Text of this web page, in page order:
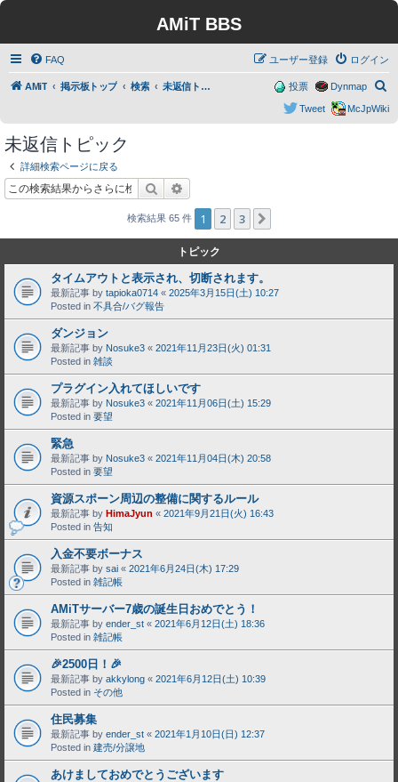
AMiT BBS
FAQ ログイン
ユーザー登録
AMiT 掲示板トップ 検索 未返信トピック
索
Dynmap
投票
McJpWiki
Tweet
未返信トピック
詳細検索ページに戻る
検索
検索結果 65 件 1 2 3
トピック
タイムアウトと表示され、切断されます。
最新記事 by tapioka0714 « 2025年3月15日(土) 10:27
Posted in 不具合/バグ報告
ダンジョン
最新記事 by Nosuke3 « 2021年11月23日(火) 01:31
Posted in 雑談
プラグイン入れてほしいです
最新記事 by Nosuke3 « 2021年11月06日(土) 15:29
Posted in 要望
緊急
最新記事 by Nosuke3 « 2021年11月04日(木) 20:58
Posted in 要望
資源スポーン周辺の整備に関するルール
最新記事 by HimaJyun « 2021年9月21日(火) 16:43
Posted in 告知
入金不要ボーナス
最新記事 by sai « 2021年6月24日(木) 17:29
Posted in 雑記帳
AMiTサーバー7歳の誕生日おめでとう！
最新記事 by ender_st « 2021年6月12日(土) 18:36
Posted in 雑記帳
🎉2500日！🎉
最新記事 by akkylong « 2021年6月12日(土) 10:39
Posted in その他
住民募集
最新記事 by ender_st « 2021年1月10日(日) 12:37
Posted in 建売/分譲地
あけましておめでとうございます